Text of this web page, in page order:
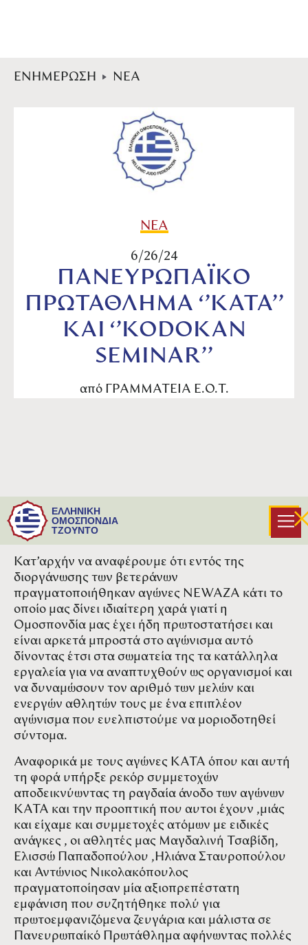
ΕΝΗΜΕΡΩΣΗ ΝΕΑ
ΝΕΑ
6/26/24
ΠΑΝΕΥΡΩΠΑΪΚΟ
ΠΡΩΤΑΘΛΗΜΑ ‘’ΚΑΤΑ’’
ΚΑΙ ‘’KODOKAN
SEMINAR’’
από ΓΡΑΜΜΑΤΕΙΑ Ε.Ο.Τ.
ΕΛΛΗΝΙΚΗ
ΟΜΟΣΠΟΝΔΙΑ
ΤΖΟΥΝΤΟ
Κύριοι, στα πλαίσια του Πανευρωπαϊκου
Πρωταθλήματος ΒΕΤΕΡΑΝΩΝ και ΚΑΤΑ
έχουμε νας σας ενημερώσουμε τα κάτωθι.
Κατ’αρχήν να αναφέρουμε ότι εντός της
διοργάνωσης των βετεράνων
πραγματοποιήθηκαν αγώνες NEWAZA κάτι το
οποίο μας δίνει ιδιαίτερη χαρά γιατί η
Ομοσπονδία μας έχει ήδη πρωτοστατήσει και
είναι αρκετά μπροστά στο αγώνισμα αυτό
δίνοντας έτσι στα σωματεία της τα κατάλληλα
εργαλεία για να αναπτυχθούν ως οργανισμοί και
να δυναμώσουν τον αριθμό των μελών και
ενεργών αθλητών τους με ένα επιπλέον
αγώνισμα που ευελπιστούμε να μοριοδοτηθεί
σύντομα.
Αναφορικά με τους αγώνες ΚΑΤΑ όπου και αυτή
τη φορά υπήρξε ρεκόρ συμμετοχών
αποδεικνύωντας τη ραγδαία άνοδο των αγώνων
ΚΑΤΑ και την προοπτική που αυτοι έχουν ,μιάς
και είχαμε και συμμετοχές ατόμων με ειδικές
ανάγκες , οι αθλητές μας Μαγδαλινή Τσαβίδη,
Ελισσώ Παπαδοπούλου ,Ηλιάνα Σταυροπούλου
και Αντώνιος Νικολακόπουλος
πραγματοποίησαν μία αξιοπρεπέστατη
εμφάνιση που συζητήθηκε πολύ για
πρωτοεμφανιζόμενα ζευγάρια και μάλιστα σε
Πανευρωπαίκό Πρωτάθλημα αφήνωντας πολλές